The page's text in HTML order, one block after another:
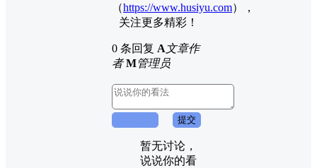
（https://www.husiyu.com），
关注更多精彩！
0 条回复 A文章作
者 M管理员
提交
暂无讨论，
说说你的看